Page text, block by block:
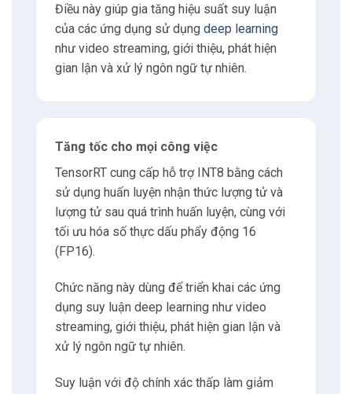
Tư vấn
Điều này giúp gia tăng hiệu suất suy luận
của các ứng dụng sử dụng deep learning
như video streaming, giới thiệu, phát hiện
gian lận và xử lý ngôn ngữ tự nhiên.
Tăng tốc cho mọi công việc
TensorRT cung cấp hỗ trợ INT8 bằng cách
sử dụng huấn luyện nhận thức lượng tử và
lượng tử sau quá trình huấn luyện, cùng với
tối ưu hóa số thực dấu phẩy động 16
(FP16).
Chức năng này dùng để triển khai các ứng
dụng suy luận deep learning như video
streaming, giới thiệu, phát hiện gian lận và
xử lý ngôn ngữ tự nhiên.
Suy luận với độ chính xác thấp làm giảm